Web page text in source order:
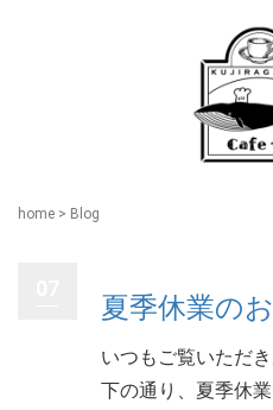
home > Blog
夏季休業の
いつもご覧いただ
下の通り、夏季休